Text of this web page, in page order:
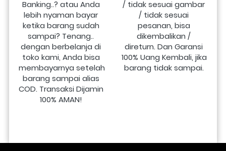
Banking..? atau Anda
lebih nyaman bayar
ketika barang sudah
sampai? Tenang..
dengan berbelanja di
toko kami, Anda bisa
membayarnya setelah
barang sampai alias
COD. Transaksi Dijamin
100% AMAN!
/ tidak sesuai gambar
/ tidak sesuai
pesanan, bisa
dikembalikan /
direturn. Dan Garansi
100% Uang Kembali, jika
barang tidak sampai.